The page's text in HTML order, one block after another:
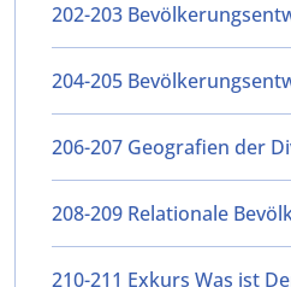
202-203
204-205
206-207 Geografien der
208-209 Relationale
210-211 Exkurs Was ist